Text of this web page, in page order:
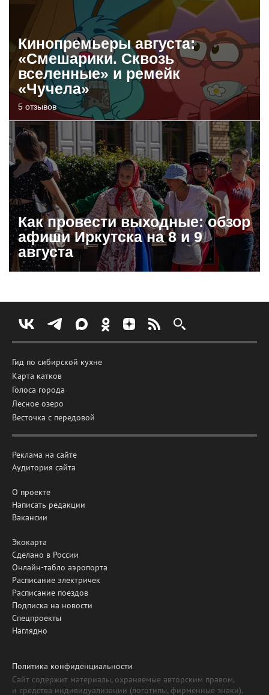
Кинопремьеры августа:
«Смешарики. Сквозь
вселенные» и ремейк
«Чучела»
5 отзывов
Как провести выходные: обзор
афиши Иркутска на 8 и 9
августа
Гид по сибирской кухне
Карта катков
Голоса города
Лесное озеро
Весточка с передовой
Реклама на сайте
Аудитория сайта
О проекте
Написать редакции
Вакансии
Экокарта
Сделано в России
Онлайн-табло аэропорта
Расписание электричек
Расписание поездов
Подписка на новости
Спецпроекты
Наглядно
Политика конфиденциальности
Сайт содержит материалы, охраняемые авторским правом,
и средства индивидуализации (логотипы, фирменные знаки).